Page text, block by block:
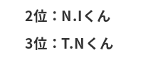
2位：N.Iくん
3位：T.Nくん